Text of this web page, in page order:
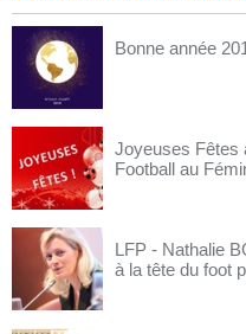
Bonne année
Joyeuses Fêtes
Football au
LFP - Nathalie
à la tête du foot